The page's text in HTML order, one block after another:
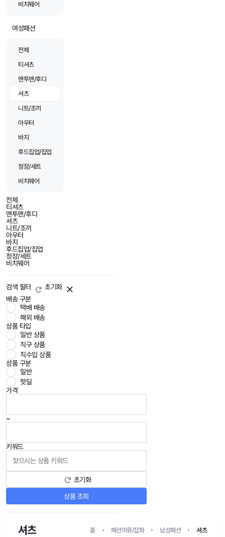
비치웨어
여성패션
전체
티셔츠
맨투맨/후디
셔츠
니트/조끼
아우터
바지
후드집업/집업
정장/세트
비치웨어
전체
티셔츠
맨투맨/후디
셔츠
니트/조끼
아우터
바지
후드집업/집업
정장/세트
비치웨어
검색 필터
초기화
배송 구분
택배 배송
해외 배송
상품 타입
일반 상품
직구 상품
직수입 상품
상품 구분
일반
핫딜
가격
~
키워드
초기화
상품 조회
셔츠 홈 패션의류/잡화 남성패션 셔츠